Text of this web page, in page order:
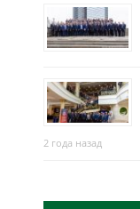
2 года назад